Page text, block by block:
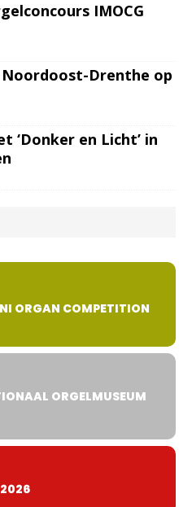
IMOCG
Drenthe op
‘Donker en Licht’ in
ORGAN COMPETITION
ORGELMUSEUM